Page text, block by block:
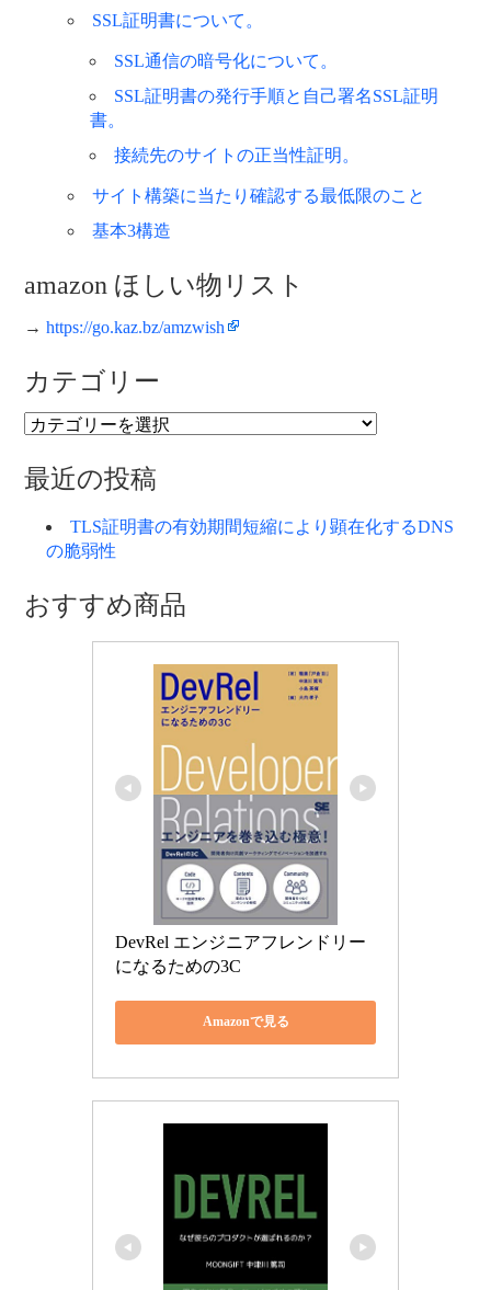
SSL証明書について。
SSL通信の暗号化について。
SSL証明書の発行手順と自己署名SSL証明
書。
接続先のサイトの正当性証明。
サイト構築に当たり確認する最低限のこと
基本3構造
amazon ほしい物リスト
→ https://go.kaz.bz/amzwish
カテゴリー
カ
ゴ
リ
最近の投稿
TLS証明書の有効期間短縮により顕在化するDNS
の脆弱性
おすすめ商品
DevRel エンジニアフレンドリー
になるための3C
Amazonで見る